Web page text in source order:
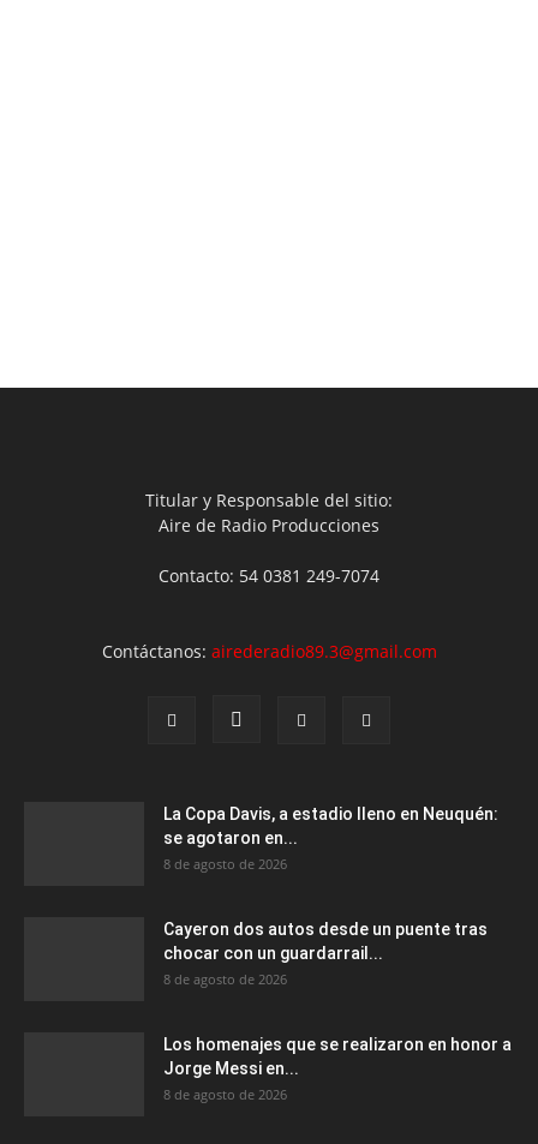
Titular y Responsable del sitio:
Aire de Radio Producciones
Contacto: 54 0381 249-7074
Contáctanos: airederadio89.3@gmail.com
La Copa Davis, a estadio lleno en Neuquén:
se agotaron en...
8 de agosto de 2026
Cayeron dos autos desde un puente tras
chocar con un guardarrail...
8 de agosto de 2026
Los homenajes que se realizaron en honor a
Jorge Messi en...
8 de agosto de 2026